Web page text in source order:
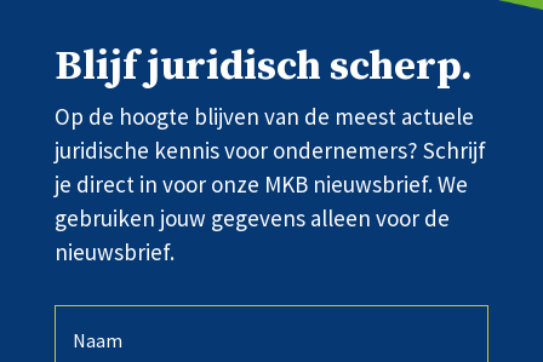
Blijf juridisch scherp.
Op de hoogte blijven van de meest actuele
juridische kennis voor ondernemers? Schrijf
je direct in voor onze MKB nieuwsbrief. We
gebruiken jouw gegevens alleen voor de
nieuwsbrief.